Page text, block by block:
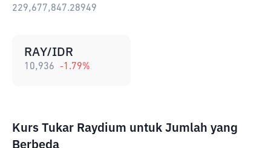
229,677,847.28949
RAY/IDR
10,936 -1.79%
Kurs Tukar Raydium untuk Jumlah yang
Berbeda